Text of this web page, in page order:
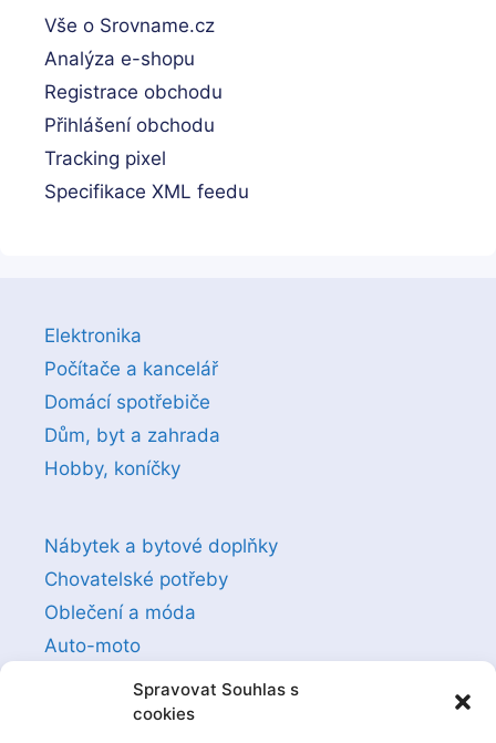
Spravovat Souhlas s
cookies
Vše o Srovname.cz
Analýza e-shopu
Registrace obchodu
Přihlášení obchodu
Tracking pixel
Specifikace XML feedu
Elektronika
Počítače a kancelář
Domácí spotřebiče
Dům, byt a zahrada
Hobby, koníčky
Nábytek a bytové doplňky
Chovatelské potřeby
Oblečení a móda
Auto-moto
Sexuální a erotické pomůcky